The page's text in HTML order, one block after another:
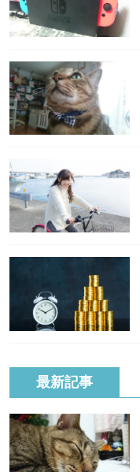
最新記事